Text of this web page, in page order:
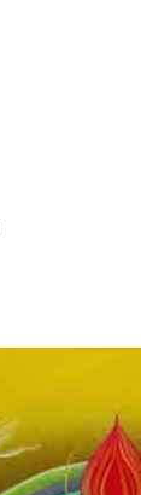
ちの
木の